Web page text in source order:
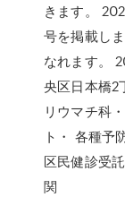
きます。
号を掲載し
なれます。
央区日本橋2
リウマチ科
ト・ 各種予
区民健診受
関